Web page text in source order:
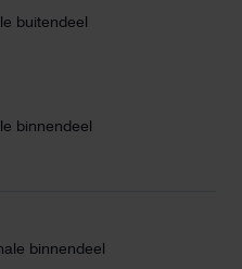
buitendeel
binnendeel
binnendeel